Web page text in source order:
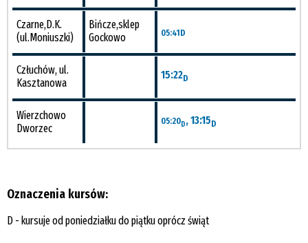
Czarne,D.K.
(ul.Moniuszki)
Bińcze,sklep
Gockowo
05:41D
Człuchów, ul.
Kasztanowa
15:22D
Wierzchowo
Dworzec
05:20D, 13:15D
Oznaczenia kursów:
D - kursuje od poniedziałku do piątku oprócz świąt